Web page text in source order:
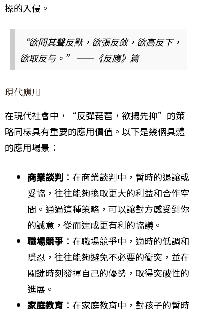
操的入侵。
“欲聞其聲反默，欲張反敛，欲高反下，
欲取反与。” ——《反應》篇
現代應用
在現代社會中，“反彈琵琶，欲揚先抑”的策
略同樣具有重要的應用價值。以下是幾個具體
的應用場景：
商業談判 ：在商業談判中，暫時的退讓或
妥協，往往能夠換取更大的利益和合作空
間。通過這種策略，可以讓對方感受到你
的誠意，從而達成更有利的協議。
職場競爭 ：在職場競爭中，適時的低調和
隱忍，往往能夠避免不必要的衝突，並在
關鍵時刻發揮自己的優勢，取得突破性的
進展。
家庭教育 ：在家庭教育中，對孩子的暫時